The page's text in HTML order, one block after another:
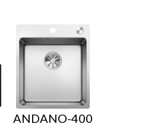
ANDANO-400